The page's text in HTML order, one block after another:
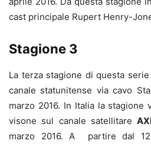
cast principale Rupert Henry-
Stagione 3
La terza stagione di questa
canale statunitense via cavo
marzo 2016. In Italia la stagione
visone sul canale satellitare
marzo 2016. A partire dal